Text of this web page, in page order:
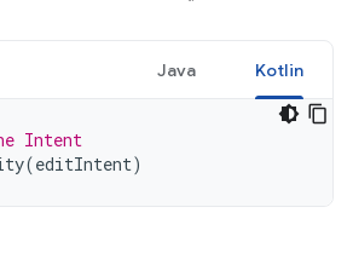
Kotlin
Java
Intent
(editIntent)